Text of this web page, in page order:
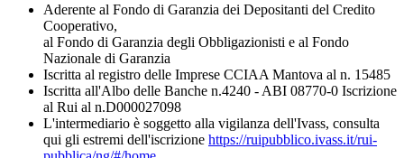
Aderente al Fondo di Garanzia dei Depositanti del Credito
Cooperativo,
al Fondo di Garanzia degli Obbligazionisti e al Fondo
Nazionale di Garanzia
Iscritta al registro delle Imprese CCIAA Mantova al n. 15485
Iscritta all'Albo delle Banche n.4240 - ABI 08770-0 Iscrizione
al Rui al n.D000027098
L'intermediario è soggetto alla vigilanza dell'Ivass, consulta
qui gli estremi dell'iscrizione https://ruipubblico.ivass.it/rui-